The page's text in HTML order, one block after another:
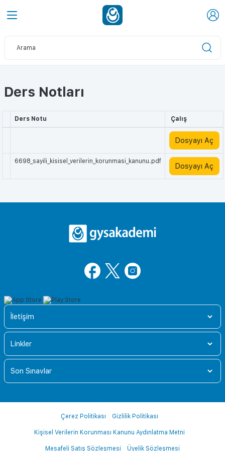
Ders Notları
Ders Notu Çalış
Dosyayı Aç
6698_sayili_kisisel_verilerin_korunmasi_kanunu.pdf
Dosyayı Aç
İletişim
Linkler
Son Sınavlar
Çerez Politikası Gizlilik Politikası
Kişisel Verilerin Korunması Kanunu Aydınlatma Metni
Mesafeli Satış Sözleşmesi Üyelik Sözleşmesi